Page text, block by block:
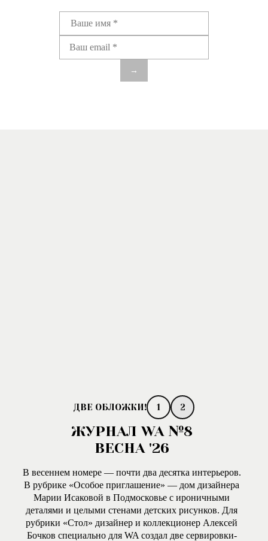
→
1 2
ЖУРНАЛ WA №8
ВЕСНА '26
В весеннем номере — почти два десятка интерьеров.
В рубрике «Особое приглашение» — дом дизайнера
Марии Исаковой в Подмосковье с ироничными
деталями и целыми стенами детских рисунков. Для
рубрики «Стол» дизайнер и коллекционер Алексей
Бочков специально для WA создал две сервировки-